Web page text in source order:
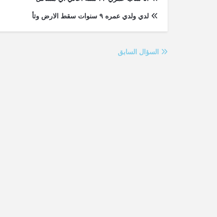
لدي ولدي عمره ٩ سنوات سقط الارض وتأ
السؤال السابق